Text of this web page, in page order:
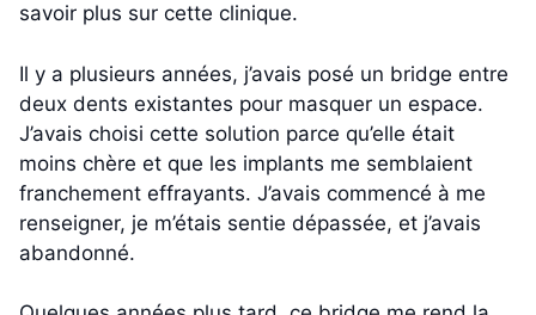
savoir plus sur cette clinique.
Il y a plusieurs années, j’avais posé un bridge entre
deux dents existantes pour masquer un espace.
J’avais choisi cette solution parce qu’elle était
moins chère et que les implants me semblaient
franchement effrayants. J’avais commencé à me
renseigner, je m’étais sentie dépassée, et j’avais
abandonné.